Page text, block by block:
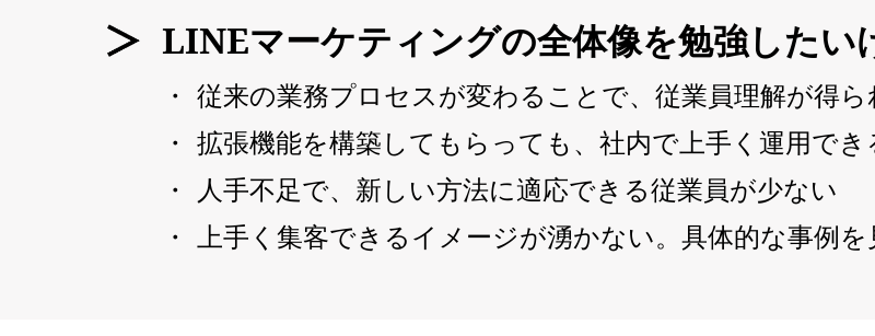
LINEマーケティングの全体像を勉強したい
従来の業務プロセスが変わることで、従業員理解が得
拡張機能を構築してもらっても、社内で上手く運用でき
人手不足で、新しい方法に適応できる従業員が少ない
上手く集客できるイメージが湧かない。具体的な事例を